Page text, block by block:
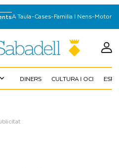
A Taula-Cases-Familia I Nens-Motor
expand_more DINERS CULTURA I OCI